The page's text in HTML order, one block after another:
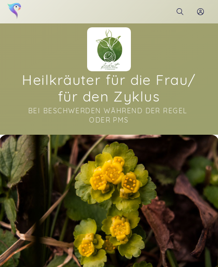
Heilkräuter für die Frau/
für den Zyklus
BEI BESCHWERDEN WÄHREND DER REGEL
ODER PMS
Soon you will learn more about me here...